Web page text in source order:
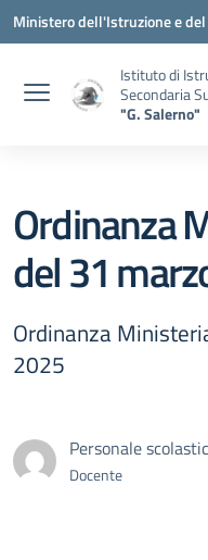
Vai ai contenuti
Vai al menu di navigazione
Vai al footer
Ministero dell'Istruzione e
Istituto di
Secondaria
"G. Salerno"
Ordinanza
del 31
Ordinanza
2025
Personale
Docente